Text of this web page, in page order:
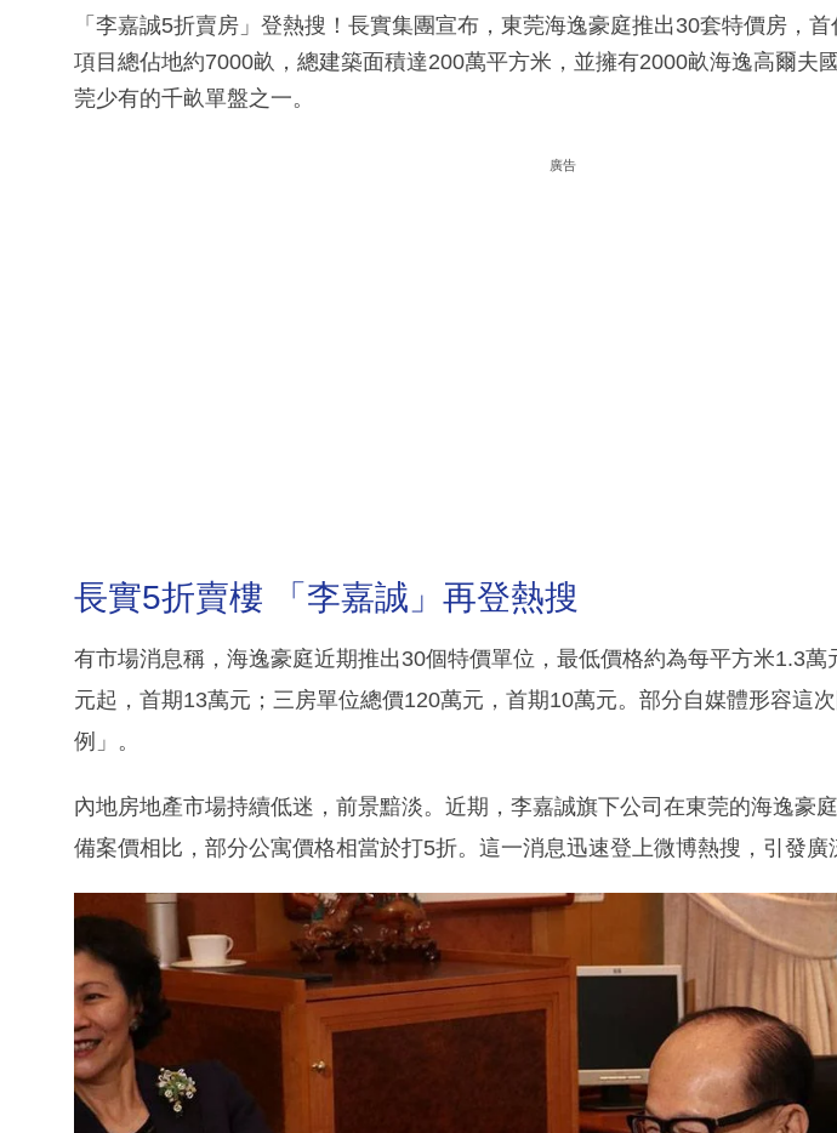
「李嘉誠5折賣房」登熱搜！長實集團宣布，東莞海逸豪庭推出30套特價房，
項目總佔地約7000畝，總建築面積達200萬平方米，並擁有2000畝海逸高爾夫
莞少有的千畝單盤之一。
廣告
長實5折賣樓 「李嘉誠」再登熱搜
有市場消息稱，海逸豪庭近期推出30個特價單位，最低價格約為每平方米1.3萬
元起，首期13萬元；三房單位總價120萬元，首期10萬元。部分自媒體形容這
例」。
內地房地產市場持續低迷，前景黯淡。近期，李嘉誠旗下公司在東莞的海逸豪
備案價相比，部分公寓價格相當於打5折。這一消息迅速登上微博熱搜，引發廣